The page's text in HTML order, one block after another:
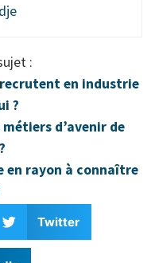
:
en industrie
?
d’avenir de
en rayon à connaître
Twitter